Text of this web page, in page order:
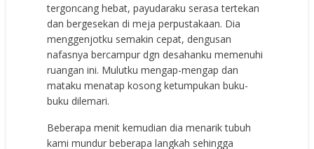
tergoncang hebat, payudaraku serasa tertekan
dan bergesekan di meja perpustakaan. Dia
menggenjotku semakin cepat, dengusan
nafasnya bercampur dgn desahanku memenuhi
ruangan ini. Mulutku mengap-mengap dan
mataku menatap kosong ketumpukan buku-
buku dilemari.
Beberapa menit kemudian dia menarik tubuh
kami mundur beberapa langkah sehingga